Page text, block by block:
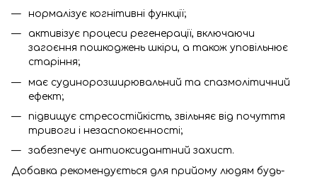
нормалізує когнітивні функції;
активізує процеси регенерації, включаючи
загоєння пошкоджень шкіри, а також уповільнює
старіння;
має судинорозширювальний та спазмолітичний
ефект;
підвищує стресостійкість, звільняє від почуття
тривоги і незаспокоєнності;
забезпечує антиоксидантний захист.
Добавка рекомендується для прийому людям будь-